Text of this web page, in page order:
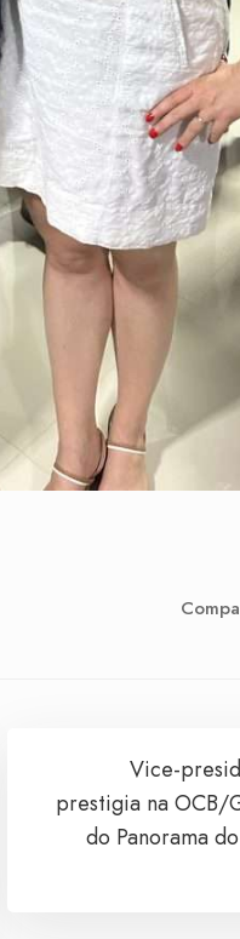
Vice-
prestigia na OCB/
do Panorama